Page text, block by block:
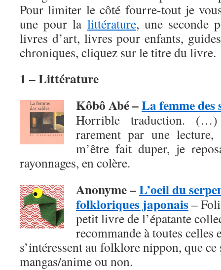
Pour limiter le côté fourre-tout je
une pour la littérature, une seconde
livres d’art, livres pour enfants,
chroniques, cliquez sur le titre du livre.
1 – Littérature
Kôbô Abé –La femme des
Horrible traduction.
rarement par une lecture,
m’être fait duper, je
rayonnages, en colère.
Anonyme –L’oeil du
folkloriques japonais–
petit livre de l’épatante
recommande à toutes celles
s’intéressent au folklore nippon, que
mangas/anime ou non.